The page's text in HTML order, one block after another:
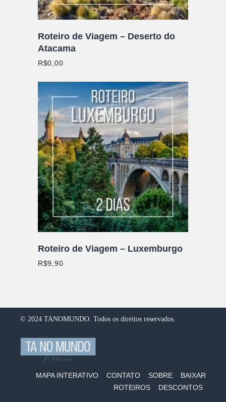
Roteiro de Viagem – Deserto do
Atacama
R$0,00
ADICIONAR AO CARRINHO
Roteiro de Viagem – Luxemburgo
R$9,90
© 2024 TANOMUNDO. Todos os direitos reservados.
MAPA INTERATIVO CONTATO SOBRE
BAIXAR
ROTEIROS
DESCONTOS